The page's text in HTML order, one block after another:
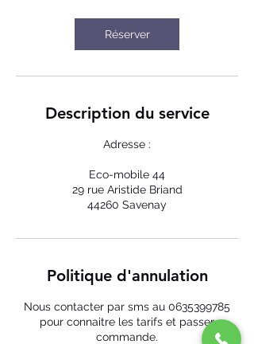
i
Réserver
Description du service
Adresse :
Eco-mobile 44
29 rue Aristide Briand
44260 Savenay
Politique d'annulation
Nous contacter par sms au 0635399785
pour connaitre les tarifs et passer
commande.